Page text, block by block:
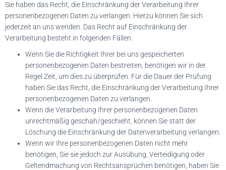
Sie haben das Recht, die Einschränkung der Verarbeitung Ihrer
personenbezogenen Daten zu verlangen. Hierzu können Sie sich
jederzeit an uns wenden. Das Recht auf Einschränkung der
Verarbeitung besteht in folgenden Fällen:
Wenn Sie die Richtigkeit Ihrer bei uns gespeicherten
personenbezogenen Daten bestreiten, benötigen wir in der
Regel Zeit, um dies zu überprüfen. Für die Dauer der Prüfung
haben Sie das Recht, die Einschränkung der Verarbeitung Ihrer
personenbezogenen Daten zu verlangen.
Wenn die Verarbeitung Ihrer personenbezogenen Daten
unrechtmäßig geschah/geschieht, können Sie statt der
Löschung die Einschränkung der Datenverarbeitung verlangen.
Wenn wir Ihre personenbezogenen Daten nicht mehr
benötigen, Sie sie jedoch zur Ausübung, Verteidigung oder
Geltendmachung von Rechtsansprüchen benötigen, haben Sie